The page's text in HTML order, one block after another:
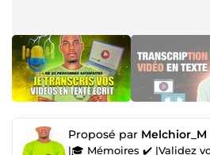
Proposé par Melchior_M